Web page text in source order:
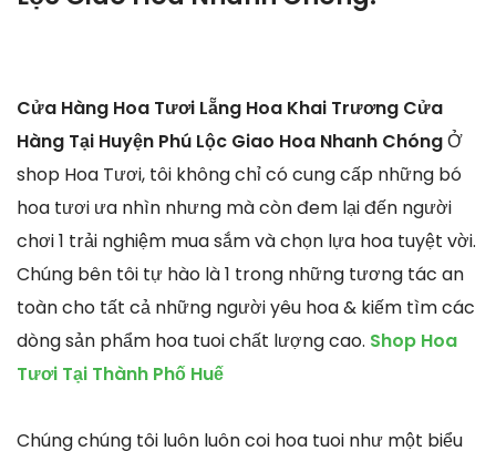
Cửa Hàng Hoa Tươi Lẵng Hoa Khai Trương Cửa
Hàng Tại Huyện Phú Lộc Giao Hoa Nhanh ChóngỞ
shop Hoa Tươi, tôi không chỉ có cung cấp những bó
hoa tươi ưa nhìn nhưng mà còn đem lại đến người
chơi 1 trải nghiệm mua sắm và chọn lựa hoa tuyệt vời.
Chúng bên tôi tự hào là 1 trong những tương tác an
toàn cho tất cả những người yêu hoa & kiếm tìm các
dòng sản phẩm hoa tuoi chất lượng cao. Shop Hoa
Tươi Tại Thành Phố Huế
Chúng chúng tôi luôn luôn coi hoa tuoi như một biểu